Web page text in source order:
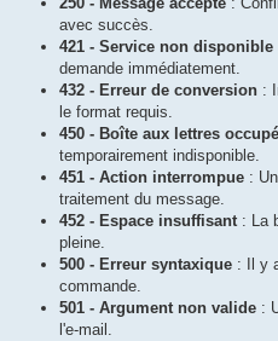
avec succès.
421 - Service non disponible
demande immédiatement.
432 - Erreur de conversion :
le format requis.
450 - Boîte aux lettres
temporairement indisponible.
451 - Action interrompue :
traitement du message.
452 - Espace insuffisant: La
pleine.
500 - Erreur syntaxique : Il y
commande.
501 - Argument non valide :
l'e-mail.